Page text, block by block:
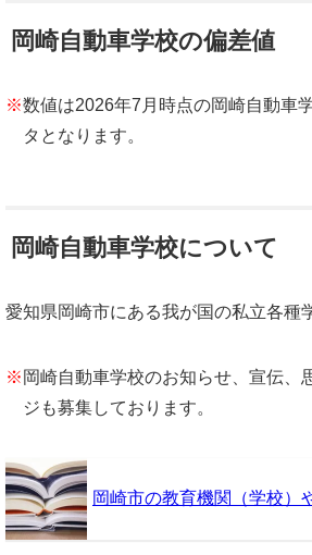
岡崎自動車学校の偏差値
※数値は2026年7月時点の岡崎自動車
タとなります。
岡崎自動車学校について
愛知県岡崎市にある我が国の私立各種
※ 岡崎自動車学校のお知らせ、宣伝、
ジも募集しております。
岡崎市の教育機関（学校）